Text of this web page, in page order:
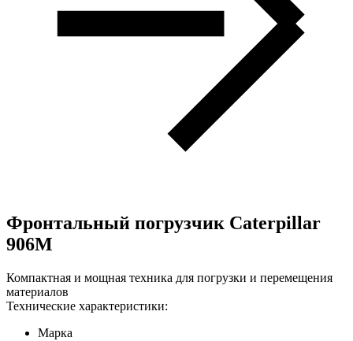
Фронтальный погрузчик Caterpillar
906M
Компактная и мощная техника для погрузки и перемещения
материалов
Технические характеристики:
Марка